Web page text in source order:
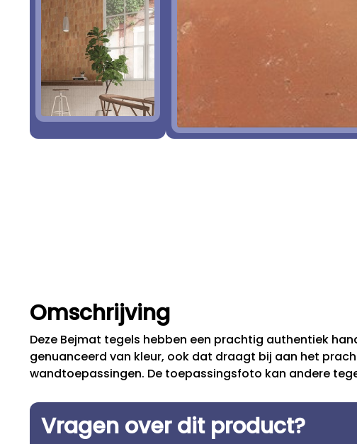
Omschrijving
Deze Bejmat tegels hebben een prachtig authentiek
genuanceerd van kleur, ook dat draagt bij aan het
wandtoepassingen. De toepassingsfoto kan andere
Vragen over dit product?